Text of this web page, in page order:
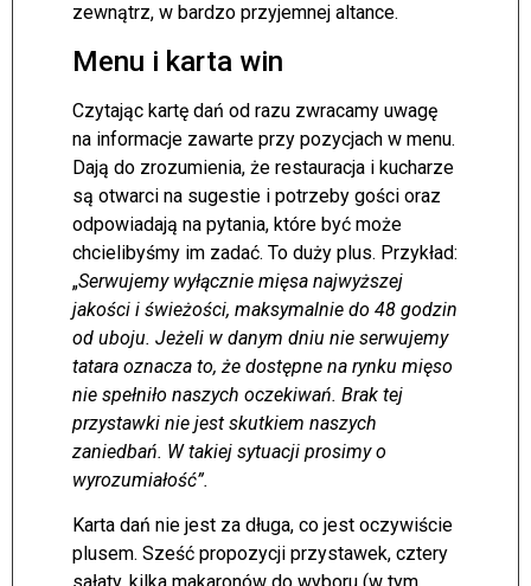
zewnątrz, w bardzo przyjemnej altance.
Menu i karta win
Czytając kartę dań od razu zwracamy uwagę
na informacje zawarte przy pozycjach w menu.
Dają do zrozumienia, że restauracja i kucharze
są otwarci na sugestie i potrzeby gości oraz
odpowiadają na pytania, które być może
chcielibyśmy im zadać. To duży plus. Przykład:
„Serwujemy wyłącznie mięsa najwyższej
jakości i świeżości, maksymalnie do 48 godzin
od uboju. Jeżeli w danym dniu nie serwujemy
tatara oznacza to, że dostępne na rynku mięso
nie spełniło naszych oczekiwań. Brak tej
przystawki nie jest skutkiem naszych
zaniedbań. W takiej sytuacji prosimy o
wyrozumiałość”.
Karta dań nie jest za długa, co jest oczywiście
plusem. Sześć propozycji przystawek, cztery